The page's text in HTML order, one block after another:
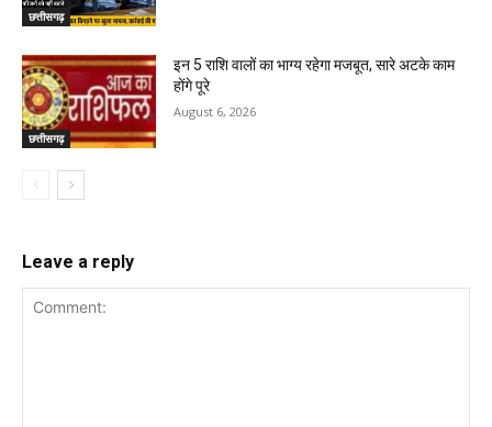
छत्तीसगढ़
छत्तीसगढ़
इन 5 राशि वालों का भाग्य रहेगा मजबूत, सारे अटके काम
होंगे पूरे
August 6, 2026
Leave a reply